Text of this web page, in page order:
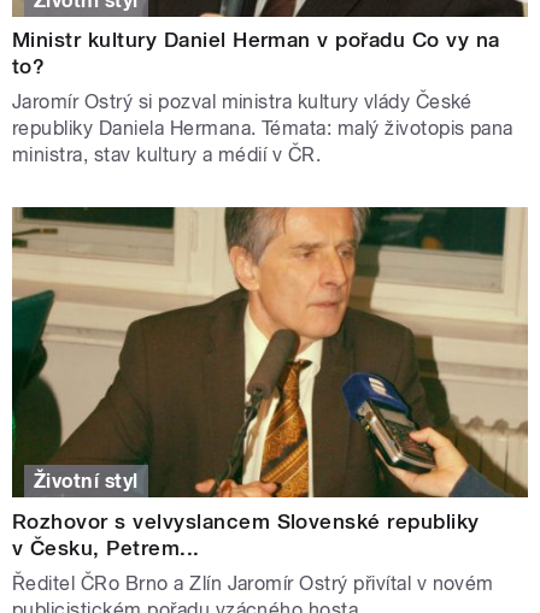
Ministr kultury Daniel Herman v pořadu Co vy na
to?
Jaromír Ostrý si pozval ministra kultury vlády České
republiky Daniela Hermana. Témata: malý životopis pana
ministra, stav kultury a médií v ČR.
Životní styl
Rozhovor s velvyslancem Slovenské republiky
v Česku, Petrem...
Ředitel ČRo Brno a Zlín Jaromír Ostrý přivítal v novém